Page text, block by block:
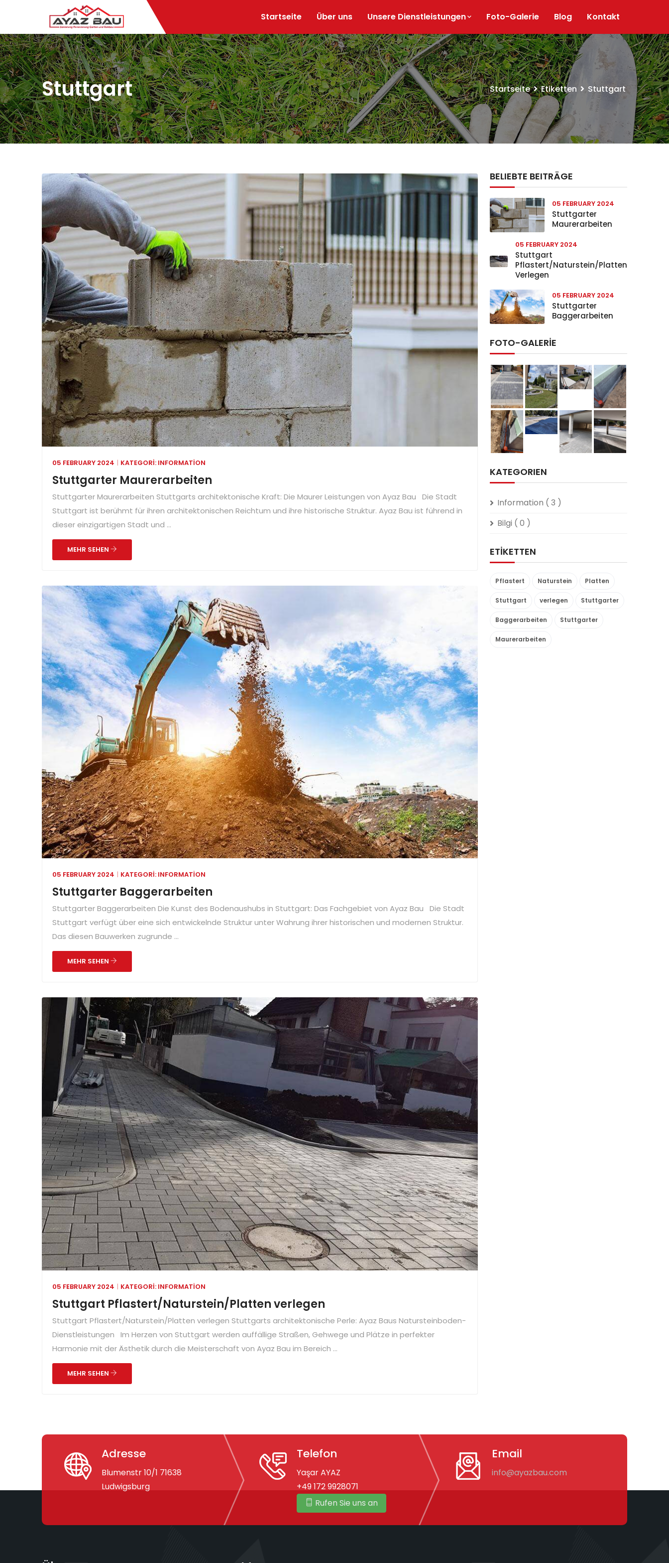
Startseite Über uns Unsere Dienstleistungen Foto-Galerie Blog Kontakt
Stuttgart Startseite Etiketten Stuttgart
05 FEBRUARY 2024 KATEGORI: INFORMATION
Stuttgarter Maurerarbeiten
Stuttgarter Maurerarbeiten Stuttgarts architektonische Kraft: Die Maurer Leistungen von Ayaz Bau Die Stadt
Stuttgart ist berühmt für ihren architektonischen Reichtum und ihre historische Struktur. Ayaz Bau ist führend in
dieser einzigartigen Stadt und ...
MEHR SEHEN
05 FEBRUARY 2024 KATEGORI: INFORMATION
Stuttgarter Baggerarbeiten
Stuttgarter Baggerarbeiten Die Kunst des Bodenaushubs in Stuttgart: Das Fachgebiet von Ayaz Bau Die Stadt
Stuttgart verfügt über eine sich entwickelnde Struktur unter Wahrung ihrer historischen und modernen Struktur.
Das diesen Bauwerken zugrunde ...
MEHR SEHEN
05 FEBRUARY 2024 KATEGORI: INFORMATION
Stuttgart Pflastert/Naturstein/Platten verlegen
Stuttgart Pflastert/Naturstein/Platten verlegen Stuttgarts architektonische Perle: Ayaz Baus Natursteinboden-
Dienstleistungen Im Herzen von Stuttgart werden auffällige Straßen, Gehwege und Plätze in perfekter
Harmonie mit der Ästhetik durch die Meisterschaft von Ayaz Bau im Bereich ...
MEHR SEHEN
BELIEBTE BEITRÄGE
05 FEBRUARY 2024
Stuttgarter
Maurerarbeiten
05 FEBRUARY 2024
Stuttgart
Pflastert/Naturstein/Platten
Verlegen
05 FEBRUARY 2024
Stuttgarter
Baggerarbeiten
FOTO-GALERIE
KATEGORIEN
Information ( 3 )
Bilgi ( 0 )
ETIKETTEN
Pflastert Naturstein Platten
Stuttgart verlegen Stuttgarter
Baggerarbeiten Stuttgarter
Maurerarbeiten
Adresse
Blumenstr 10/1 71638
Ludwigsburg
Telefon
Yaşar AYAZ
+49 172 9928071
Rufen Sie uns an
Email
info@ayazbau.com